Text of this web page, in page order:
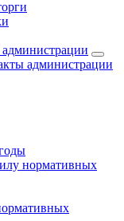
администрации
нормативных